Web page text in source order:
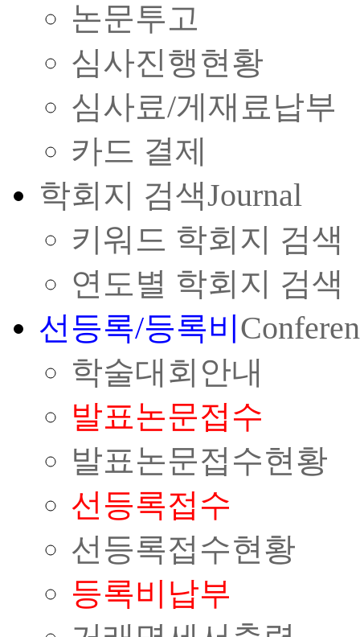
논문투고
심사진행현황
심사료/게재료납부
카드 결제
학회지 검색Journal
키워드 학회지 검색
연도별 학회지 검색
선등록/등록비
학술대회안내
발표논문접수
발표논문접수현황
선등록접수
선등록접수현황
등록비납부